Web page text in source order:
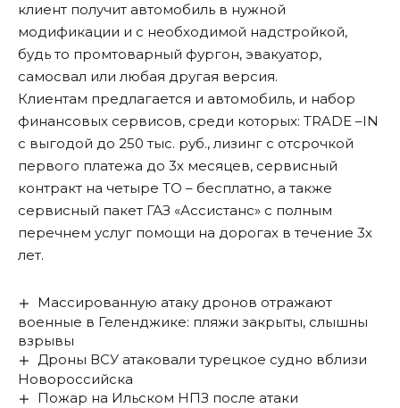
клиент получит автомобиль в нужной
модификации и с необходимой надстройкой,
будь то промтоварный фургон, эвакуатор,
самосвал или любая другая версия.
Клиентам предлагается и автомобиль, и набор
финансовых сервисов, среди которых: TRADE –IN
с выгодой до 250 тыс. руб., лизинг с отсрочкой
первого платежа до 3х месяцев, сервисный
контракт на четыре ТО – бесплатно, а также
сервисный пакет ГАЗ «Ассистанс» с полным
перечнем услуг помощи на дорогах в течение 3х
лет.
Массированную атаку дронов отражают
военные в Геленджике: пляжи закрыты, слышны
взрывы
Дроны ВСУ атаковали турецкое судно вблизи
Новороссийска
Пожар на Ильском НПЗ после атаки